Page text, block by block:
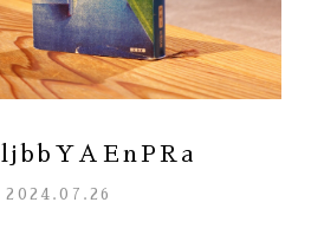
2024.07.26